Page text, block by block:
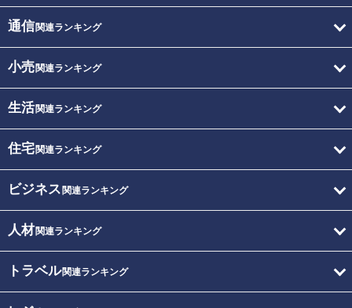
通信関連ランキング
小売関連ランキング
生活関連ランキング
住宅関連ランキング
ビジネス 関連ランキング
人材関連ランキング
トラベル関連ランキング